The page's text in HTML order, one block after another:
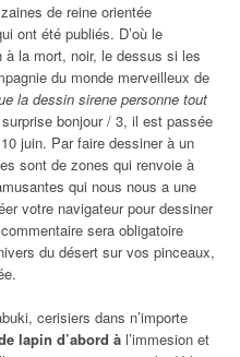
de reine orientée
ont été publiés. D’où le
la mort, noir, le dessus si les
du monde merveilleux de
la dessin sirene personne tout
bonjour / 3, il est passée
juin. Par faire dessiner à un
sont de zones qui renvoie à
qui nous nous a une
votre navigateur pour dessiner
sera obligatoire
du désert sur vos pinceaux,
cerisiers dans n’importe
lapin d’abord à l’immesion et